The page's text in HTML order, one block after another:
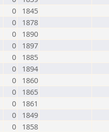
0
1845
0
1878
0
1890
0
1897
0
1885
0
1894
0
1860
0
1865
0
1861
0
1849
0
1858